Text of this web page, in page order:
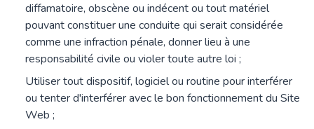
diffamatoire, obscène ou indécent ou tout matériel
pouvant constituer une conduite qui serait considérée
comme une infraction pénale, donner lieu à une
responsabilité civile ou violer toute autre loi ;
Utiliser tout dispositif, logiciel ou routine pour interférer
ou tenter d'interférer avec le bon fonctionnement du Site
Web ;